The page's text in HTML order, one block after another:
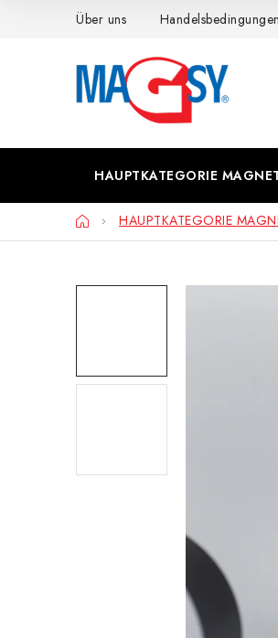
Über uns Handelsbedingungen
HAUPTKATEGORIE
StartseiteHAUPTKATEGORIE